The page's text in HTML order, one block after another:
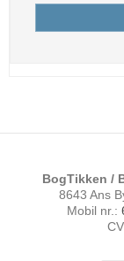
BogTikken /
8643 Ans
Mobil nr. :